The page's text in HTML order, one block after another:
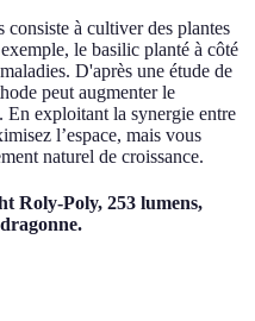
consiste à cultiver des plantes
le basilic planté à côté
D'après une étude de
peut augmenter le
En exploitant la synergie entre
l’espace, mais vous
naturel de croissance.
Roly-Poly, 253 lumens,